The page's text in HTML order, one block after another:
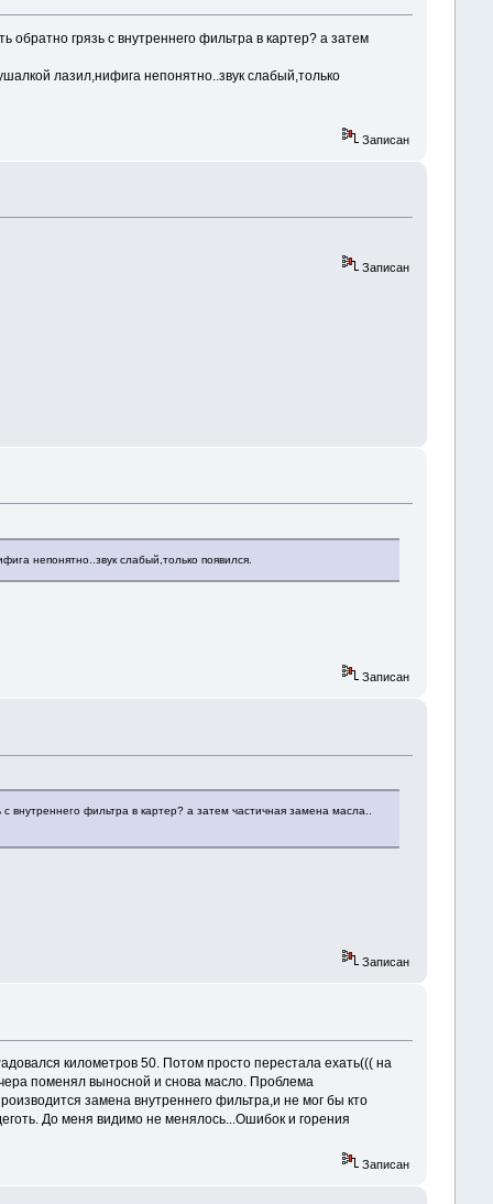
обратно грязь с внутреннего фильтра в картер? а затем
лазил,нифига непонятно..звук слабый,только
Записан
Записан
непонятно..звук слабый,только появился.
Записан
внутреннего фильтра в картер? а затем частичная замена масла..
Записан
километров 50. Потом просто перестала ехать((( на
поменял выносной и снова масло. Проблема
замена внутреннего фильтра,и не мог бы кто
До меня видимо не менялось...Ошибок и горения
Записан